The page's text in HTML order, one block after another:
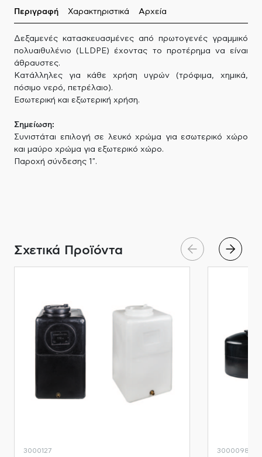
Περιγραφή Χαρακτηριστικά Αρχεία
Δεξαμενές κατασκευασμένες από πρωτογενές γραμμικό
πολυαιθυλένιο (LLDPE) έχοντας το προτέρημα να είναι
άθραυστες.
Κατάλληλες για κάθε χρήση υγρών (τρόφιμα, χημικά,
πόσιμο νερό, πετρέλαιο).
Εσωτερική και εξωτερική χρήση.
Σημείωση:
Συνιστάται επιλογή σε λευκό χρώμα για εσωτερικό χώρο
και μαύρο χρώμα για εξωτερικό χώρο.
Παροχή σύνδεσης 1".
Σχετικά Προϊόντα
3000127 3000098